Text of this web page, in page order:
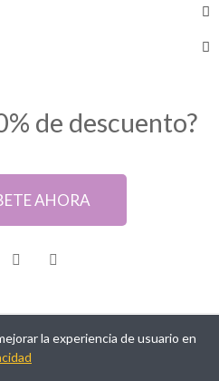
de descuento?
AHORA
Cáceres
la experiencia de usuario en